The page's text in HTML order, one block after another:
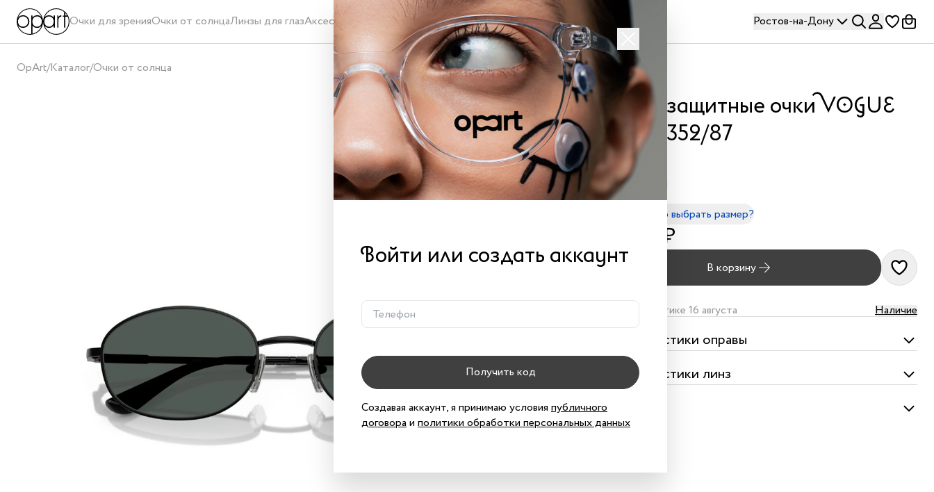
Очки для зренияОчки от солнцаЛинзы для глазАксессуары Проверка зрения Ростов-на-Дону
Войти или создать аккаунт
Получить код
Создавая аккаунт, я принимаю условия публичного
договораи политики обработки персональных данных
OpArt/Каталог/Очки от солнца
Солнцезащитные очки VOGUE
4323/S 352/87
Черный
L - 135mm
Как правильно выбрать размер?
14 200 ₽
В корзину
Будет в оптике 16 августа Наличие
Характеристики оправы
Характеристики линз
Качество